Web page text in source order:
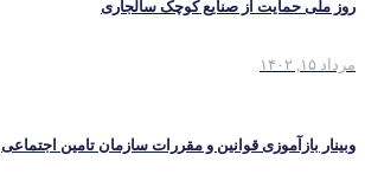
روز ملی حمایت از صنایع کوچک سالجاری
مرداد ۱۵, ۱۴۰۲
وبینار بازآموزی قوانین و مقررات سازمان تامین اجتماعی